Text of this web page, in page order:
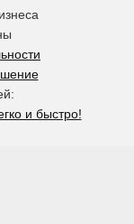
и быстро!